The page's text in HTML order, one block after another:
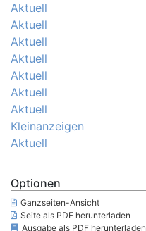
Aktuell
Aktuell
Aktuell
Aktuell
Aktuell
Aktuell
Aktuell
Kleinanzeigen
Aktuell
Optionen
Ganzseiten-Ansicht
Seite als PDF herunterladen
Ausgabe als PDF herunterladen